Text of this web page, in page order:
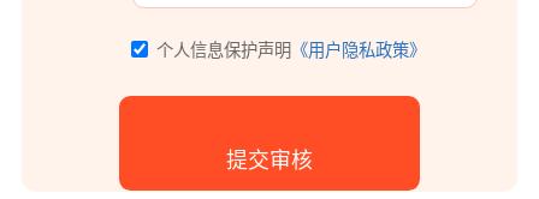
个人信息保护声明 《用户隐私政策》